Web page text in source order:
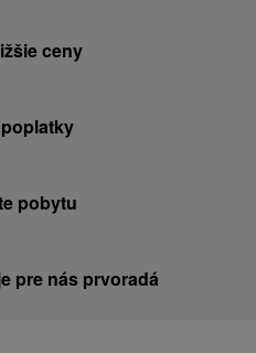
ceny
pobytu
pre nás prvoradá